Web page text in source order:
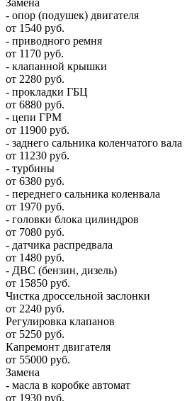
Замена
- опор (подушек) двигателя
от 1540 руб.
- приводного ремня
от 1170 руб.
- клапанной крышки
от 2280 руб.
- прокладки ГБЦ
от 6880 руб.
- цепи ГРМ
от 11900 руб.
- заднего сальника коленчатого вала
от 11230 руб.
- турбины
от 6380 руб.
- переднего сальника коленвала
от 1970 руб.
- головки блока цилиндров
от 7080 руб.
- датчика распредвала
от 1480 руб.
- ДВС (бензин, дизель)
от 15850 руб.
Чистка дроссельной заслонки
от 2240 руб.
Регулировка клапанов
от 5250 руб.
Капремонт двигателя
от 55000 руб.
Замена
- масла в коробке автомат
от 1930 руб.